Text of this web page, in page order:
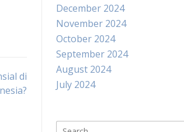
di
December 2024
November 2024
October 2024
September 2024
August 2024
July 2024
Search